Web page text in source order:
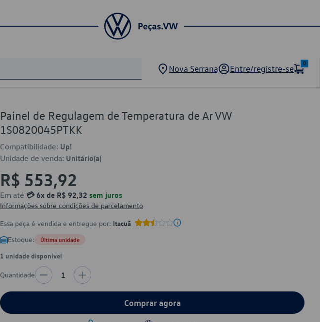
Nova Serrana Entre/registre-se
0
Painel de Regulagem de Temperatura de Ar VW
1S0820045PTKK
Compatibilidade: Up!
Unidade de venda: Unitário(a)
R$ 553,92
Em até 💳 6x de R$ 92,32 sem juros
Informações sobre condições de parcelamento
Essa peça é vendida e entregue por: Itacuã
Estoque: Última unidade
1 unidade disponível
Quantidade 1
Comprar agora